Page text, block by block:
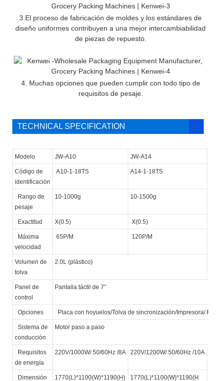
3.El proceso de fabricación de moldes y los estándares de
diseño uniformes contribuyen a una mejor intercambiabilidad
de piezas de repuesto.
4. Muchas opciones que pueden cumplir con todo tipo de
requisitos de pesaje.
TECHNICAL SPECIFICATION
Modelo JW-A10 JW-A14
Código de
identificación
A10-1-18TS A14-1-18TS
Rango de
pesaje
10-1000g 10-1500g
Exactitud X(0.5) X(0.5)
Máxima
velocidad
65P/M 120P/M
Volumen de
tolva
2.0L (plástico)
Panel de
control
Pantalla táctil de 7”
Opciones Placa con hoyuelos/Tolva de sincronización/Impresora/
Sistema de
conducción
Motor paso a paso
Requisitos
de energía
220V/1000W/ 50/60Hz /8A 220V/1200W/ 50/60Hz /10A
Dimensión
1770(L)*1100(W)*1190(H) 1770(L)*1100(W)*1190(H